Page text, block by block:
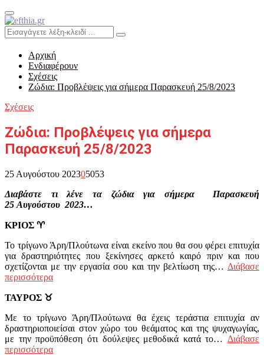
Primary
Menu
Search
for:
Search
Αρχική
Ενδιαφέρουν
Σχέσεις
Ζώδια: Προβλέψεις για σήμερα Παρασκευή 25/8/2023
Σχέσεις
Ζώδια: Προβλέψεις για σήμερα
Παρασκευή 25/8/2023
25 Αυγούστου 202305053
Διαβάστε τι λένε τα ζώδια για σήμερα Παρασκευή
25 Αυγούστου 2023…
ΚΡΙΟΣ ♈
Το τρίγωνο Άρη/Πλούτωνα είναι εκείνο που θα σου φέρει επιτυχία
για δραστηριότητες που ξεκίνησες αρκετό καιρό πριν και που
σχετίζονται με την εργασία σου και την βελτίωση της… Διάβασε
περισσότερα
ΤΑΥΡΟΣ ♉
Με το τρίγωνο Άρη/Πλούτωνα θα έχεις τεράστια επιτυχία αν
δραστηριοποιείσαι στον χώρο του θεάματος και της ψυχαγωγίας,
με την προϋπόθεση ότι δούλεψες μεθοδικά κατά το… Διάβασε
περισσότερα